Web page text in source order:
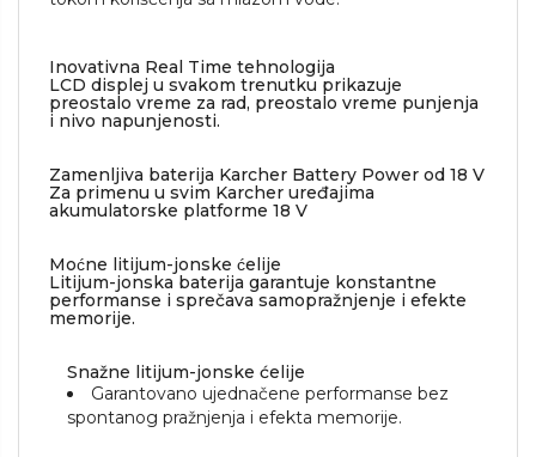
Inovativna Real Time tehnologija
LCD displej u svakom trenutku prikazuje
preostalo vreme za rad, preostalo vreme punjenja
i nivo napunjenosti.
Zamenljiva baterija Karcher Battery Power od 18 V
Za primenu u svim Karcher uređajima
akumulatorske platforme 18 V
Moćne litijum-jonske ćelije
Litijum-jonska baterija garantuje konstantne
performanse i sprečava samopražnjenje i efekte
memorije.
Snažne litijum-jonske ćelije
Garantovano ujednačene performanse bez
spontanog pražnjenja i efekta memorije.